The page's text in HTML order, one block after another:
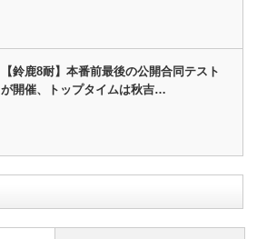
【鈴鹿8耐】本番前最後の公開合同テスト
が開催、トップタイムは秋吉…